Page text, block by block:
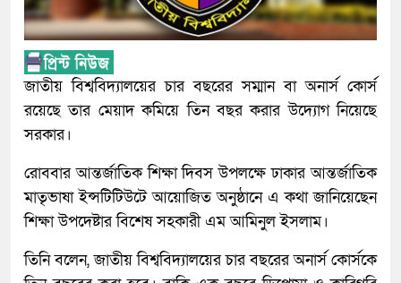
জাতীয় বিশ্ববিদ্যালয়ের চার বছরের সম্মান বা অনার্স কোর্স
রয়েছে তার মেয়াদ কমিয়ে তিন বছর করার উদ্যোগ নিয়েছে
সরকার।
রোববার আন্তর্জাতিক শিক্ষা দিবস উপলক্ষে ঢাকার আন্তর্জাতিক
মাতৃভাষা ইন্সটিটিউটে আয়োজিত অনুষ্ঠানে এ কথা জানিয়েছেন
শিক্ষা উপদেষ্টার বিশেষ সহকারী এম আমিনুল ইসলাম।
তিনি বলেন, জাতীয় বিশ্ববিদ্যালয়ের চার বছরের অনার্স কোর্সকে